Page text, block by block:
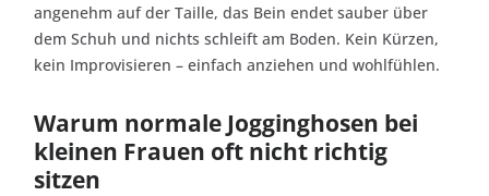
angenehm auf der Taille, das Bein endet sauber über
dem Schuh und nichts schleift am Boden. Kein Kürzen,
kein Improvisieren – einfach anziehen und wohlfühlen.
Warum normale Jogginghosen bei
kleinen Frauen oft nicht richtig
sitzen